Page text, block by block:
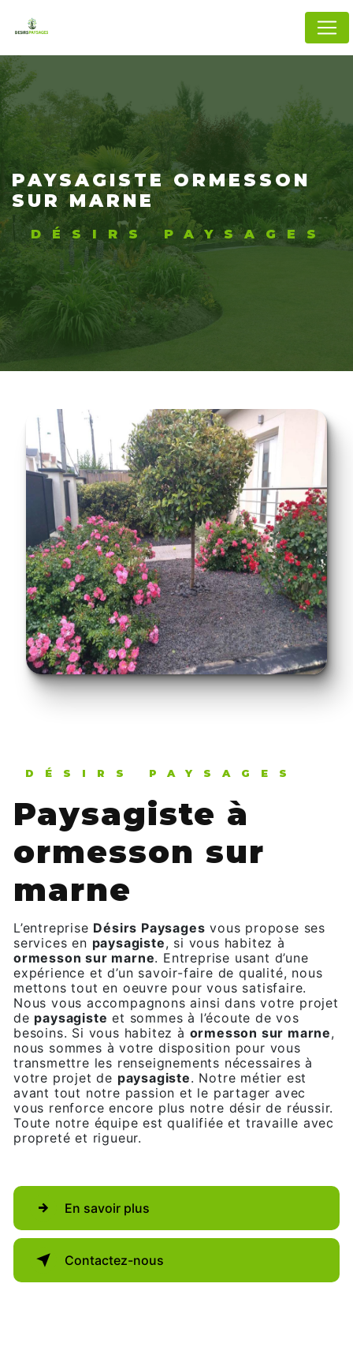
PAYSAGISTE ORMESSON
SUR MARNE
DÉSIRS PAYSAGES
DÉSIRS PAYSAGES
paysagiste à
ormesson sur
marne
L’entreprise Désirs Paysages vous propose ses
services en paysagiste, si vous habitez à
ormesson sur marne. Entreprise usant d’une
expérience et d’un savoir-faire de qualité, nous
mettons tout en oeuvre pour vous satisfaire.
Nous vous accompagnons ainsi dans votre projet
de paysagiste et sommes à l’écoute de vos
besoins. Si vous habitez à ormesson sur marne,
nous sommes à votre disposition pour vous
transmettre les renseignements nécessaires à
votre projet de paysagiste. Notre métier est
avant tout notre passion et le partager avec
vous renforce encore plus notre désir de réussir.
Toute notre équipe est qualifiée et travaille avec
propreté et rigueur.
En savoir plus
Contactez-nous